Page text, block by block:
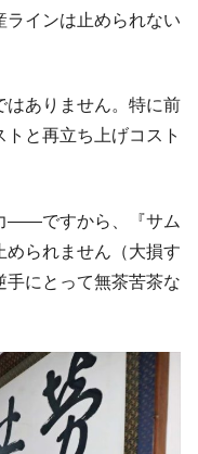
飛ばずに終わりそう
原に次いで多く打っ
ラインは止められない
はありません。特に前
と再立ち上げコスト
――ですから、『サム
められません（大損す
手にとって無茶苦茶な